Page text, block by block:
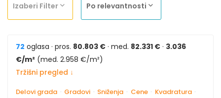
Izaberi Filter Po relevantnosti
72 oglasa · pros. 80.803 € · med. 82.331 € · 3.036
€/m² (med. 2.958 €/m²)
Tržišni pregled ↓
Delovi grada · Gradovi · Sniženja · Cene · Kvadratura ·